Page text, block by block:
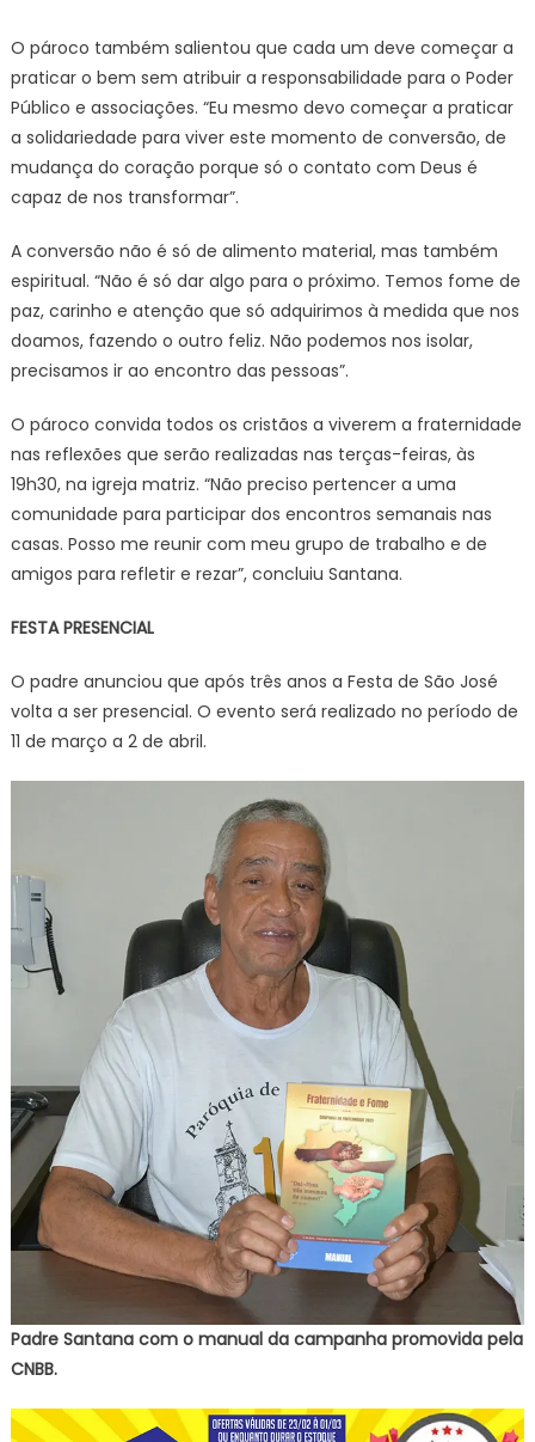
O pároco também salientou que cada um deve começar a
praticar o bem sem atribuir a responsabilidade para o Poder
Público e associações. “Eu mesmo devo começar a praticar
a solidariedade para viver este momento de conversão, de
mudança do coração porque só o contato com Deus é
capaz de nos transformar”.
A conversão não é só de alimento material, mas também
espiritual. “Não é só dar algo para o próximo. Temos fome de
paz, carinho e atenção que só adquirimos à medida que nos
doamos, fazendo o outro feliz. Não podemos nos isolar,
precisamos ir ao encontro das pessoas”.
O pároco convida todos os cristãos a viverem a fraternidade
nas reflexões que serão realizadas nas terças-feiras, às
19h30, na igreja matriz. “Não preciso pertencer a uma
comunidade para participar dos encontros semanais nas
casas. Posso me reunir com meu grupo de trabalho e de
amigos para refletir e rezar”, concluiu Santana.
FESTA PRESENCIAL
O padre anunciou que após três anos a Festa de São José
volta a ser presencial. O evento será realizado no período de
11 de março a 2 de abril.
Padre Santana com o manual da campanha promovida pela
CNBB.